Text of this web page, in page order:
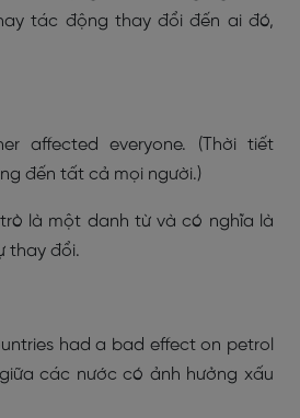
tác động thay đổi đến ai đó,
affected everyone. (Thời tiết
đến tất cả mọi người.)
là một danh từ và có nghĩa là
thay đổi.
had a bad effect on petrol
các nước có ảnh hưởng xấu